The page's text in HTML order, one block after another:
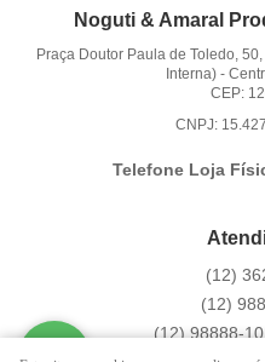
Noguti & Amaral
Praça Doutor Paula de Toledo,
Interna) -
CEP:
CNPJ:
Telefone Loja
(12)
(12)
(12)98888-